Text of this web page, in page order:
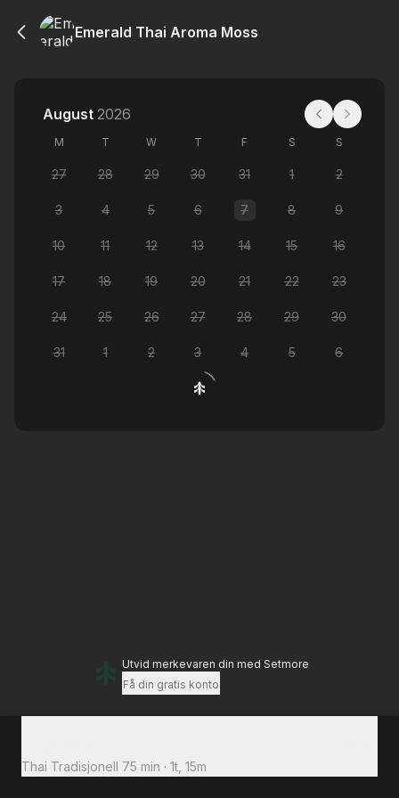
Emerald Thai Aroma Moss
August 2026
M T W T F S S
27 28 29 30 31 1 2
3 4 5 6 7 8 9
10 11 12 13 14 15 16
17 18 19 20 21 22 23
24 25 26 27 28 29 30
31 1 2 3 4 5 6
Utvid merkevaren din med Setmore
Få din gratis konto
Thai Tradisjonell 75 min · 1t, 15m